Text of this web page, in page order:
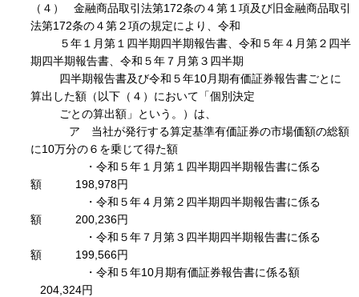
（４） 金融商品取引法第172条の４第１項及び旧金融商品取引
法第172条の４第２項の規定により、令和
５年１月第１四半期四半期報告書、令和５年４月第２四半
期四半期報告書、令和５年７月第３四半期
四半期報告書及び令和５年10月期有価証券報告書ごとに
算出した額（以下（４）において「個別決定
ごとの算出額」という。）は、
ア 当社が発行する算定基準有価証券の市場価額の総額
に10万分の６を乗じて得た額
・令和５年１月第１四半期四半期報告書に係る
額 198,978円
・令和５年４月第２四半期四半期報告書に係る
額 200,236円
・令和５年７月第３四半期四半期報告書に係る
額 199,566円
・令和５年10月期有価証券報告書に係る額
204,324円